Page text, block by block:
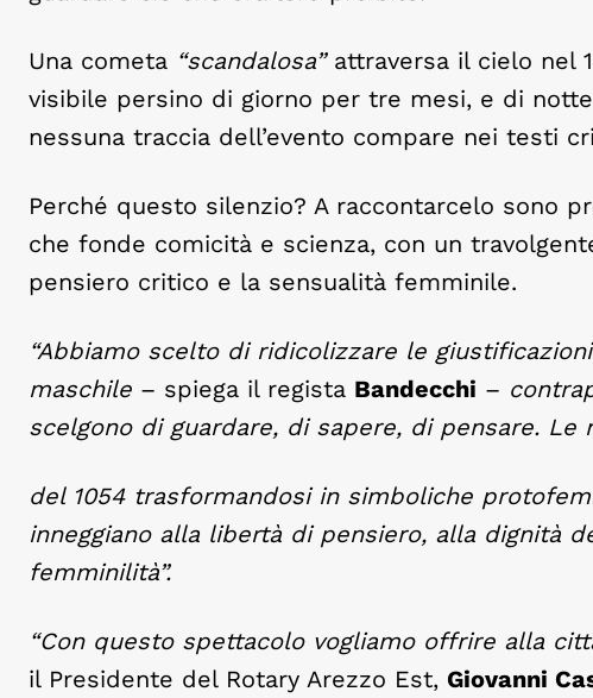
Una cometa “scandalosa”attraversa il cielo nel
visibile persino di giorno per tre mesi, e di
nessuna traccia dell’evento compare nei testi
Perché questo silenzio? A raccontarcelo sono
che fonde comicità e scienza, con un
pensiero critico e la sensualità femminile.
“Abbiamo scelto di ridicolizzare le
maschile – spiega il regista Bandecchi –
scelgono di guardare, di sapere, di pensare.
del 1054 trasformandosi in simboliche
inneggiano alla libertà di pensiero, alla dignità
femminilità”.
“Con questo spettacolo vogliamo offrire alla
il Presidente del Rotary Arezzo Est, Giovanni